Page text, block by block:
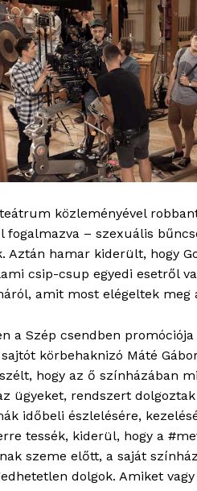
közleményével
fogalmazva – szexuális
Aztán hamar kiderült, hogy
csip-csup egyedi esetről
amit most elégeltek meg
a Szép csendben
körbehaknizó Máté
hogy az ő színházában
ügyeket, rendszert
időbeli észlelésére,
tessék, kiderül, hogy a
szeme előtt, a saját
dolgok. Amiket